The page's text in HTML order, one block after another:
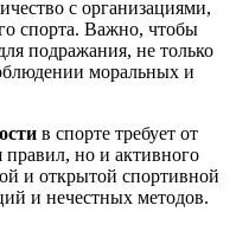
с организациями,
спорта. Важно, чтобы
подражания, не только
моральных и
в спорте требует от
правил, но и активного
и открытой спортивной
и нечестных методов.